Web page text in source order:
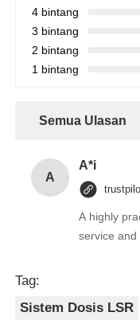
4 bintang
3 bintang
2 bintang
1 bintang
Semua Ulasan
A
A*i
A highly
service and
Tag:
Sistem Dosis LSR